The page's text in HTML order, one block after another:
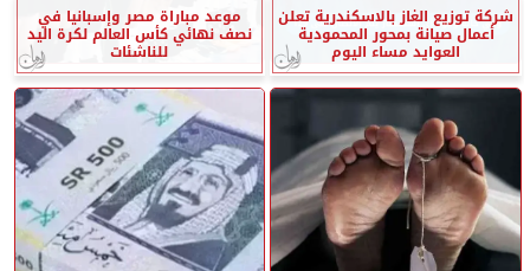
شركة توزيع الغاز بالاسكندرية تعلن
أعمال صيانة بمحور المحمودية
العوايد مساء اليوم
موعد مباراة مصر وإسبانيا في
نصف نهائي كأس العالم لكرة اليد
للناشئات